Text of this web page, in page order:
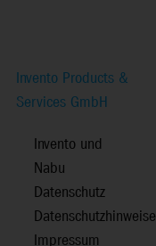
Invento Products &
Services GmbH
Invento und
Nabu
Datenschutz
Datenschutzhinweise
Impressum